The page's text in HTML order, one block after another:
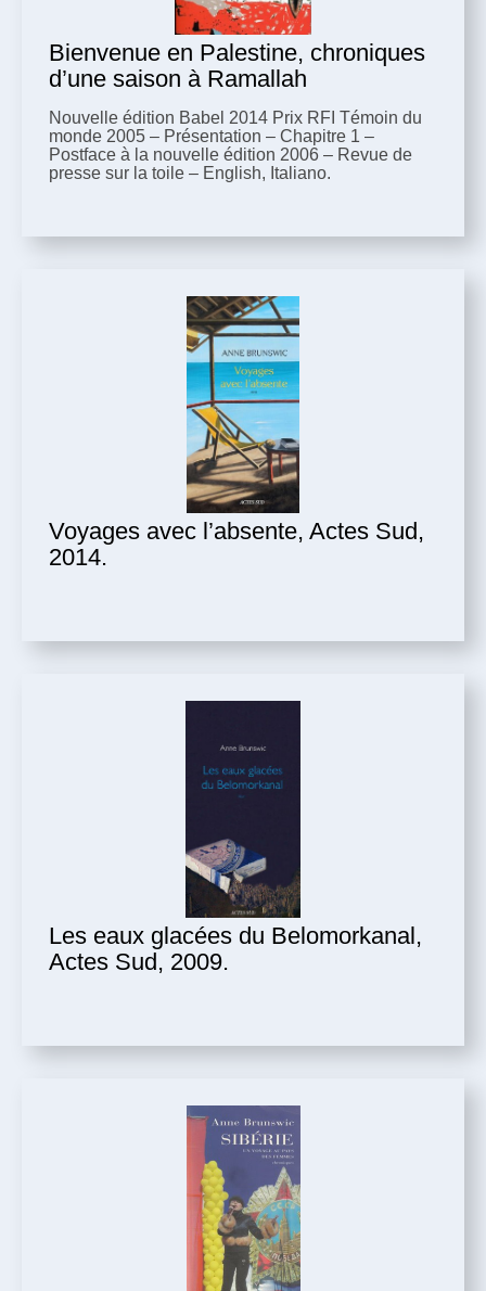
Bienvenue en Palestine, chroniques
d’une saison à Ramallah
Nouvelle édition Babel 2014 Prix RFI Témoin du
monde 2005 – Présentation – Chapitre 1 –
Postface à la nouvelle édition 2006 – Revue de
presse sur la toile – English, Italiano.
Voyages avec l’absente, Actes Sud,
2014.
Les eaux glacées du Belomorkanal,
Actes Sud, 2009.